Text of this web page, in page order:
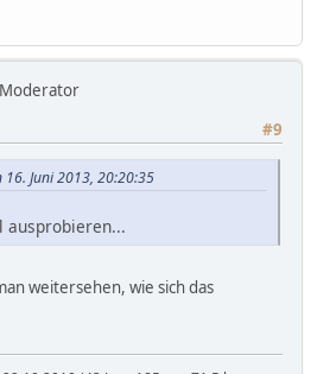
#9
Juni 2013, 20:20:35
ausprobieren...
weitersehen, wie sich das